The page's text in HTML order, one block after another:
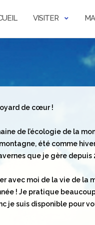
VISITER
de cœur !
de l’écologie de la
été comme
que je gère depuis
avec moi de la vie de
! Je pratique
je suis disponible pour